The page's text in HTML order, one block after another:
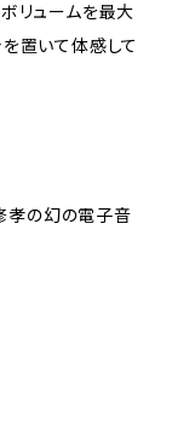
リュームを最大
置いて体感して
孝の幻の電子音